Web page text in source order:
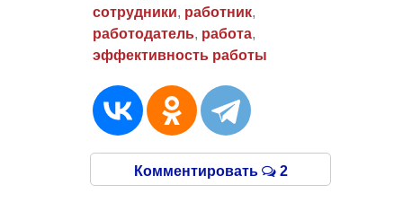
сотрудники, работник,
работодатель, работа,
эффективность работы
Комментировать 2